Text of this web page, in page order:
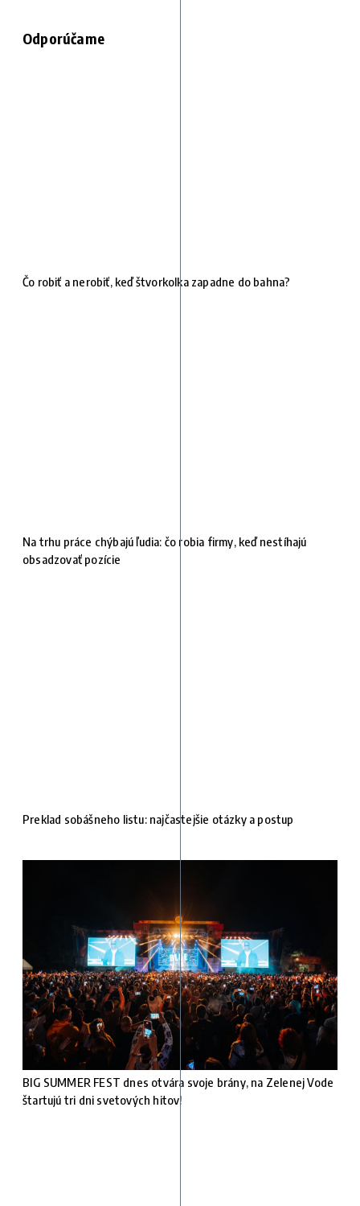
Odporúčame
Čo robiť a nerobiť, keď štvorkolka zapadne do bahna?
Na trhu práce chýbajú ľudia: čo robia firmy, keď nestíhajú
obsadzovať pozície
Preklad sobášneho listu: najčastejšie otázky a postup
BIG SUMMER FEST dnes otvára svoje brány, na Zelenej Vode
štartujú tri dni svetových hitov!